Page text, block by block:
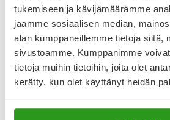
tukemiseen ja kävijämäärämme
jaamme sosiaalisen median,
alan kumppaneillemme tietoja siitä,
sivustoamme. Kumppanimme
tietoja muihin tietoihin, joita olet
kerätty, kun olet käyttänyt heidän